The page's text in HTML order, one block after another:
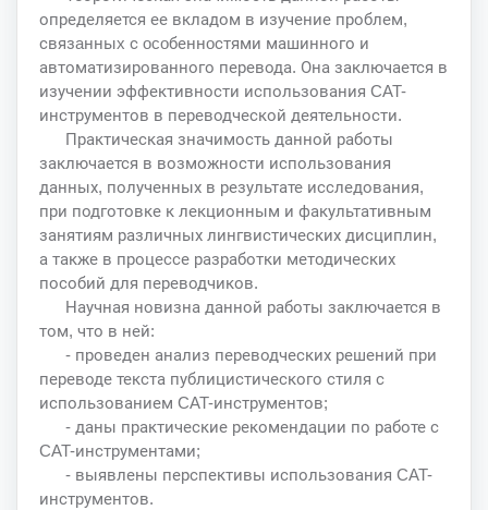
определяется ее вкладом в изучение проблем,
связaнныx с ocoбеннoстями машинного и
автоматизированного перевода. Она заключается в
изучении эффективности использования CAT-
инструментов в переводческой деятельности.
Практическая значимость данной работы
заключается в возможности использования
данных, полученных в результате исследования,
при подготовке к лекционным и факультативным
занятиям различных лингвистических дисциплин,
а также в процессе разработки методических
пособий для переводчиков.
Научная новизна данной работы заключается в
том, что в ней:
- проведен анализ переводческих решений при
переводе текста публицистического стиля с
использованием CAT-инструментов;
- даны практические рекомендации по работе с
CAT-инструментами;
- выявлены перспективы использования CAT-
инструментов.